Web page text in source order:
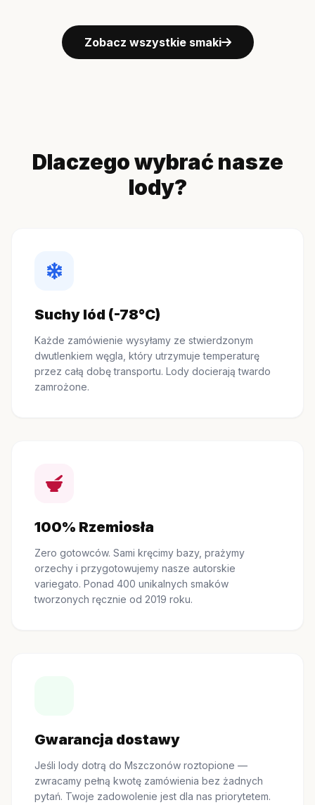
Zobacz wszystkie smaki
Dlaczego wybrać nasze
lody?
Suchy lód (-78°C)
Każde zamówienie wysyłamy ze stwierdzonym
dwutlenkiem węgla, który utrzymuje temperaturę
przez całą dobę transportu. Lody docierają twardo
zamrożone.
100% Rzemiosła
Zero gotowców. Sami kręcimy bazy, prażymy
orzechy i przygotowujemy nasze autorskie
variegato. Ponad 400 unikalnych smaków
tworzonych ręcznie od 2019 roku.
Gwarancja dostawy
Jeśli lody dotrą do Mszczonów roztopione —
zwracamy pełną kwotę zamówienia bez żadnych
pytań. Twoje zadowolenie jest dla nas priorytetem.